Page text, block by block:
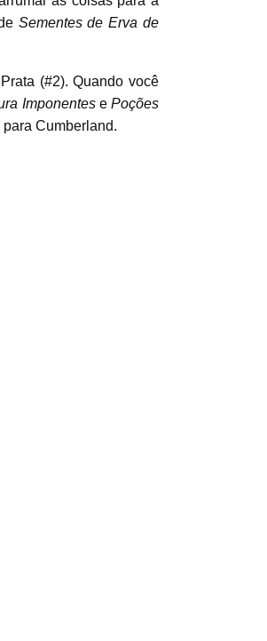
Sementes de Erva de
(#2). Quando você
Imponentes ePoções
Cumberland.